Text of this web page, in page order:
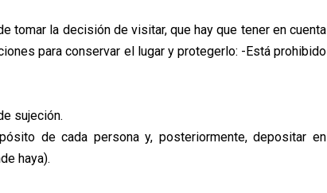
tomar la decisión de visitar, que hay que tener en cuenta
para conservar el lugar y protegerlo: -Está prohibido
sujeción.
de cada persona y, posteriormente, depositar en
haya).